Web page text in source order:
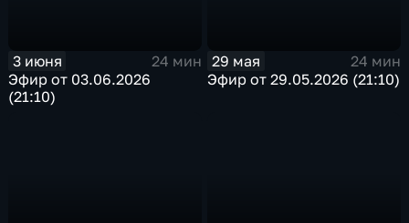
3 июня
24 мин
Эфир от 03.06.2026
(21:10)
29 мая
24 мин
Эфир от 29.05.2026 (21:10)